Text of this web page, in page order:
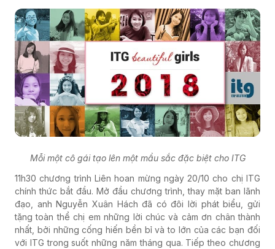
Mỗi một cô gái tạo lên một mầu sắc đặc biệt cho ITG
11h30 chương trình Liên hoan mừng ngày 20/10 cho chị ITG
chính thức bắt đầu. Mở đầu chương trình, thay mặt ban lãnh
đạo, anh Nguyễn Xuân Hách đã có đôi lời phát biểu, gửi
tặng toàn thể chị em những lời chúc và cảm ơn chân thành
nhất, bởi những cống hiến bền bỉ và to lớn của các bạn đối
với ITG trong suốt những năm tháng qua. Tiếp theo chương